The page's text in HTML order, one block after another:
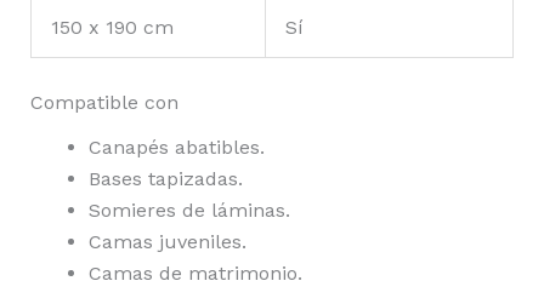
150 x 190 cm Sí
Compatible con
Canapés abatibles.
Bases tapizadas.
Somieres de láminas.
Camas juveniles.
Camas de matrimonio.